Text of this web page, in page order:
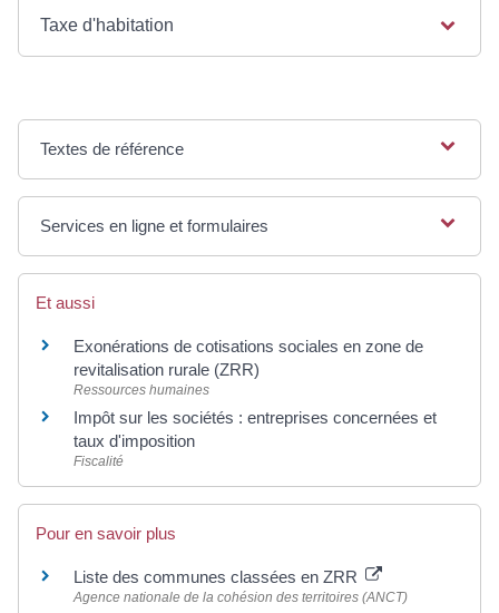
Taxe d'habitation
Textes de référence
Services en ligne et formulaires
Et aussi
Exonérations de cotisations sociales en zone de
revitalisation rurale (ZRR)
Ressources humaines
Impôt sur les sociétés : entreprises concernées et
taux d'imposition
Fiscalité
Pour en savoir plus
Liste des communes classées en ZRR
Agence nationale de la cohésion des territoires (ANCT)